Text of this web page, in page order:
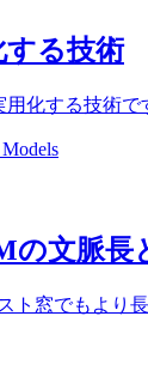
する技術
化する技術
文脈長
ト窓でもよ